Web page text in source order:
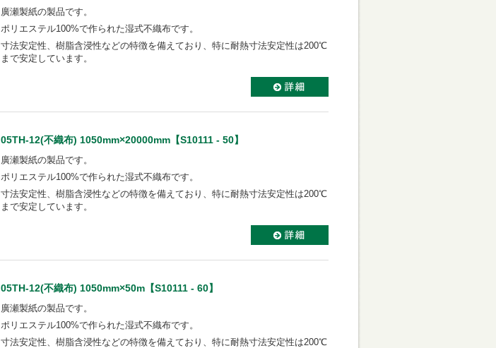
廣瀬製紙の製品です。
ポリエステル100%で作られた湿式不織布です。
寸法安定性、樹脂含浸性などの特徴を備えており、特に耐熱寸法安定性は200℃
まで安定しています。
05TH-12(不織布) 1050mm×20000mm【S10111 - 50】
廣瀬製紙の製品です。
ポリエステル100%で作られた湿式不織布です。
寸法安定性、樹脂含浸性などの特徴を備えており、特に耐熱寸法安定性は200℃
まで安定しています。
05TH-12(不織布) 1050mm×50m【S10111 - 60】
廣瀬製紙の製品です。
ポリエステル100%で作られた湿式不織布です。
寸法安定性、樹脂含浸性などの特徴を備えており、特に耐熱寸法安定性は200℃